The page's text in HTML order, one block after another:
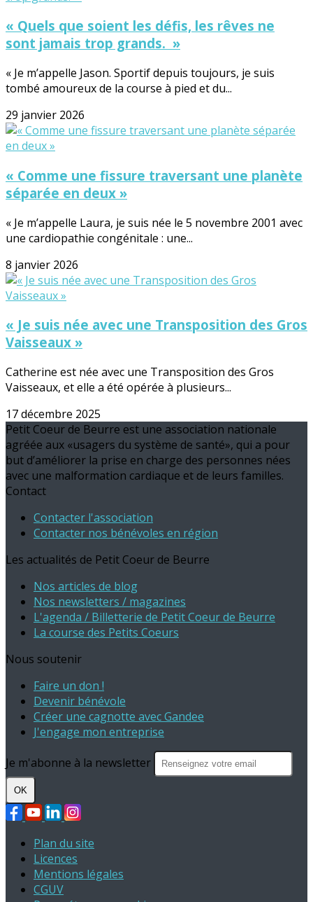
« Quels que soient les défis, les rêves ne
sont jamais trop grands. »
« Je m’appelle Jason. Sportif depuis toujours, je suis
tombé amoureux de la course à pied et du...
29 janvier 2026
« Comme une fissure traversant une planète
séparée en deux »
« Je m’appelle Laura, je suis née le 5 novembre 2001 avec
une cardiopathie congénitale : une...
8 janvier 2026
« Je suis née avec une Transposition des Gros
Vaisseaux »
Catherine est née avec une Transposition des Gros
Vaisseaux, et elle a été opérée à plusieurs...
17 décembre 2025
Petit Coeur de Beurre est une association nationale
agréée aux «usagers du système de santé», qui a pour
but d’améliorer la prise en charge des personnes nées
avec une malformation cardiaque et de leurs familles.
Contact
Contacter l'association
Contacter nos bénévoles en région
Les actualités de Petit Coeur de Beurre
Nos articles de blog
Nos newsletters / magazines
L'agenda / Billetterie de Petit Coeur de Beurre
La course des Petits Coeurs
Nous soutenir
Faire un don !
Devenir bénévole
Créer une cagnotte avec Gandee
J'engage mon entreprise
Je m'abonne à la newsletter
OK
Plan du site
Licences
Mentions légales
CGUV